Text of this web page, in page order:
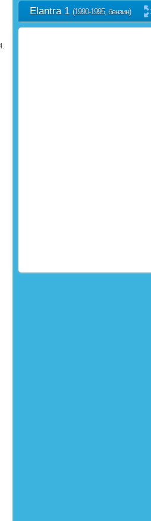
Elantra 1 (1990-1995, бензин)